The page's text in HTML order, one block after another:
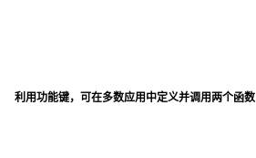
利用功能键，可在多数应用中定义并调用两个函数